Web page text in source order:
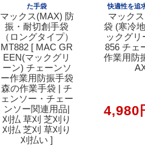
た手袋
マックス(MAX) 防
振・耐切創手袋
（ロングタイプ）
MT882 [ MAC GR
EEN(マックグリ
ーン) チェーンソ
ー作業用防振手袋
森の作業手袋 | チ
ェンソー・チェー
ンソー関連用品|
刈払 草刈 芝刈り
刈払 芝刈 草刈り
刈払い ]
快適性を追
マック
袋 (寒冷
ックグリ
856 チェ
作業用防
4,980